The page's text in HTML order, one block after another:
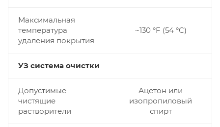
Максимальная
температура
удаления покрытия
~130 °F (54 °C)
УЗ система очистки
Допустимые
чистящие
растворители
Ацетон или
изопропиловый
спирт